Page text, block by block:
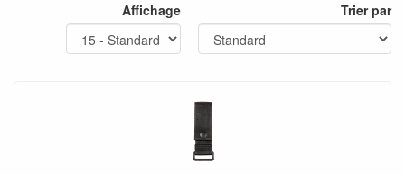
Affichage Trier par